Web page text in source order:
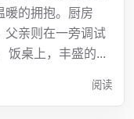
暖的拥抱。厨房
父亲则在一旁调试
饭桌上，丰盛的...
阅读